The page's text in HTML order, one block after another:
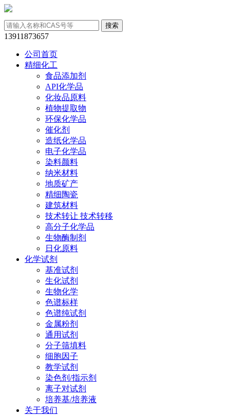
13911873657
公司首页
精细化工
食品添加剂
API化学品
化妆品原料
植物提取物
环保化学品
催化剂
造纸化学品
电子化学品
染料颜料
纳米材料
地质矿产
精细陶瓷
建筑材料
技术转让 技术转移
高分子化学品
生物酶制剂
日化原料
化学试剂
基准试剂
生化试剂
生物化学
色谱标样
色谱纯试剂
金属粉剂
通用试剂
分子筛填料
细胞因子
教学试剂
染色剂/指示剂
离子对试剂
培养基/培养液
关于我们